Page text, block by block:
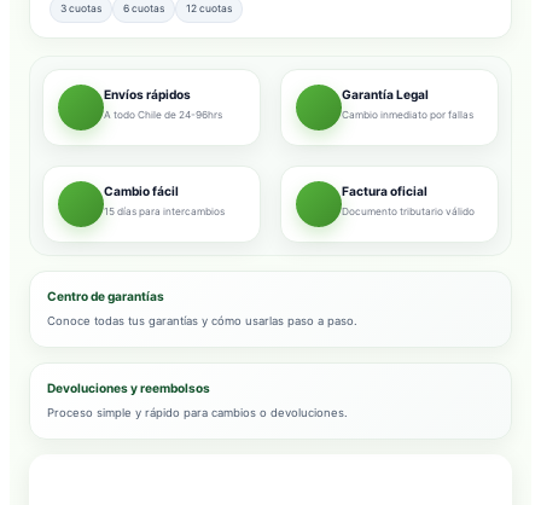
3 cuotas 6 cuotas 12 cuotas
Envíos rápidos
A todo Chile de 24-96hrs
Garantía Legal
Cambio inmediato por fallas
Cambio fácil
15 días para intercambios
Factura oficial
Documento tributario válido
Centro de garantías
Conoce todas tus garantías y cómo usarlas paso a paso.
Devoluciones y reembolsos
Proceso simple y rápido para cambios o devoluciones.